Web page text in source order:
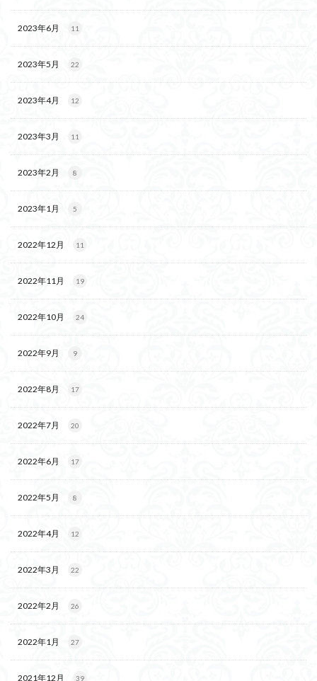
2023年6月 11
2023年5月 22
2023年4月 12
2023年3月 11
2023年2月 8
2023年1月 5
2022年12月 11
2022年11月 19
2022年10月 24
2022年9月 9
2022年8月 17
2022年7月 20
2022年6月 17
2022年5月 8
2022年4月 12
2022年3月 22
2022年2月 26
2022年1月 27
2021年12月 39